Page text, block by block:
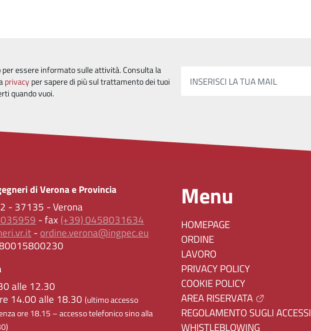
essere informato sulle attività. Consulta la
privacyper sapere di più sul trattamento dei tuoi
quando vuoi.
INSERISCI LA TUA MAIL
di Verona e Provincia
- 37135 - Verona
- fax (+39) 0458031634
-ordine.verona@ingpec.eu
alle 12.30
14.00 alle 18.30(ultimo accesso
ore 18.15 – accesso telefonico sino alla
Menu
HOMEPAGE
ORDINE
LAVORO
PRIVACY POLICY
COOKIE POLICY
AREA RISERVATA
REGOLAMENTO SUGLI ACCESSI
WHISTLEBLOWING